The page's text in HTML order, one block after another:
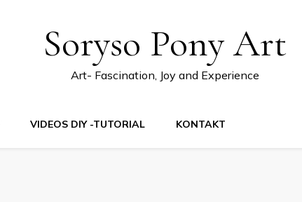
Soryso Pony Art
Art- Fascination, Joy and Experience
VIDEOS DIY -TUTORIAL KONTAKT